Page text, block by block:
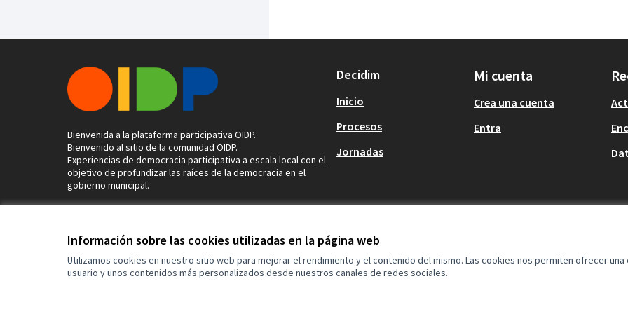
Información sobre las cookies utilizadas en la página web
Utilizamos cookies en nuestro sitio web para mejorar el rendimiento y el contenido del mismo. Las cookies nos permiten ofrecer una
usuario y unos contenidos más personalizados desde nuestros canales de redes sociales.
Bienvenida a la plataforma participativa OIDP.
Bienvenido al sitio de la comunidad OIDP.
Experiencias de democracia participativa a escala local con el
objetivo de profundizar las raíces de la democracia en el
gobierno municipal.
Decidim
Inicio
Procesos
Jornadas
Mi cuenta
Crea una cuenta
Entra
Términos y condiciones de usoConfiguración de cookies